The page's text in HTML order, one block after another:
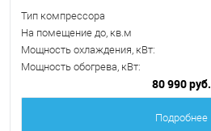
Тип компрессора
На помещение до, кв.м
Мощность охлаждения, кВт:
Мощность обогрева, кВт:
80 990 руб.
Подробнее